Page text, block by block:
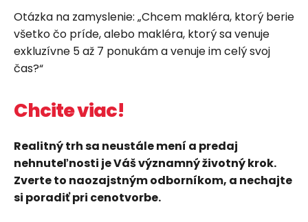
Otázka na zamyslenie: „Chcem makléra, ktorý berie
všetko čo príde, alebo makléra, ktorý sa venuje
exkluzívne 5 až 7 ponukám a venuje im celý svoj
čas?“
Chcite viac!
Realitný trh sa neustále mení a predaj
nehnuteľnosti je Váš významný životný krok.
Zverte to naozajstným odborníkom, a nechajte
si poradiť pri cenotvorbe.